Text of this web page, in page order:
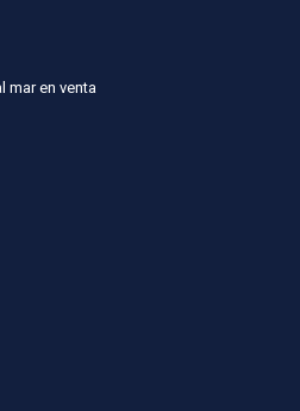
mar en venta